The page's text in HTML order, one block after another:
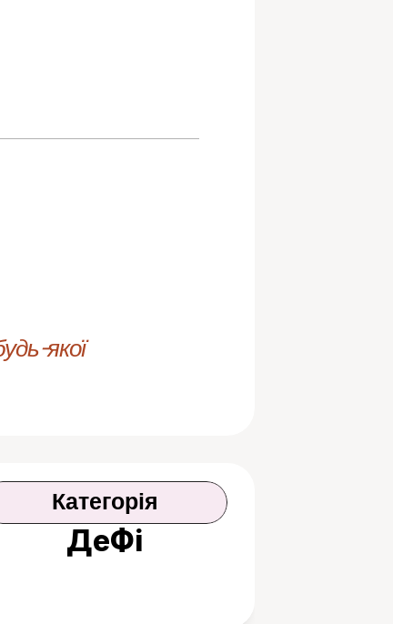
якої
Категорія
ДеФі